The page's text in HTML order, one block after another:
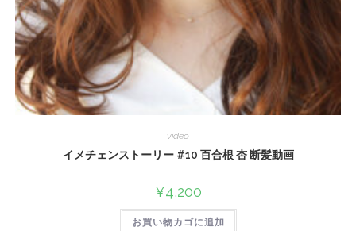
video
イメチェンストーリー #10 百合根 杏 断髪動画
¥4,200
お買い物カゴに追加